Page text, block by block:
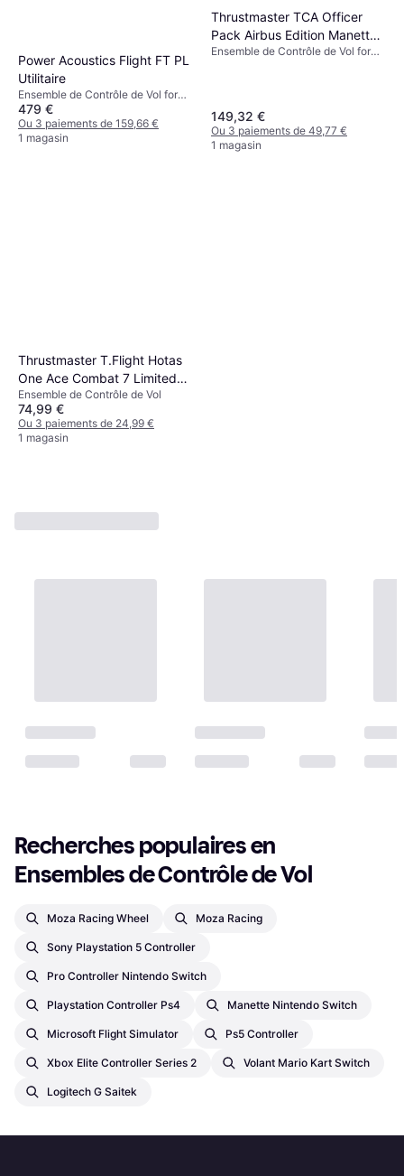
Power Acoustics Flight FT PL
Utilitaire
Ensemble de Contrôle de Vol for
PlayStation 3
479 €
Ou 3 paiements de 159,66 €
1 magasin
Thrustmaster TCA Officer
Pack Airbus Edition Manette
Bleu Noir
Ensemble de Contrôle de Vol for
149,32 €
Ou 3 paiements de 49,77 €
1 magasin
Thrustmaster T.Flight Hotas
One Ace Combat 7 Limited
Edition
Ensemble de Contrôle de Vol
74,99 €
Ou 3 paiements de 24,99 €
1 magasin
Recherches populaires en
Ensembles de Contrôle de Vol
Moza Racing Wheel Moza Racing
Sony Playstation 5 Controller
Pro Controller Nintendo Switch
Playstation Controller Ps4 Manette Nintendo Switch
Microsoft Flight Simulator Ps5 Controller
Xbox Elite Controller Series 2 Volant Mario Kart Switch
Logitech G Saitek